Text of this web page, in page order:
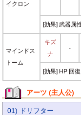
イクロン
[効果] 武器属
マインドス
トーム
キズ
ナ
-
[効果] HP 回
アーツ (主人公)
01) ドリフター